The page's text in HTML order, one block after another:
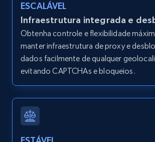
Zpid, City, State, HomeStatus,
IsCurrentSignedInAgentResponsible,
and more.
12K+ 1.3K+
LinkedIn posts
URL, ID, User id, Use url, Title,
ESCALÁVEL
Infraestrutura integrada e
Obtenha controle e flexibilidade
manter infraestrutura de proxy e
dados facilmente de qualquer
evitando CAPTCHAs e bloqueios.